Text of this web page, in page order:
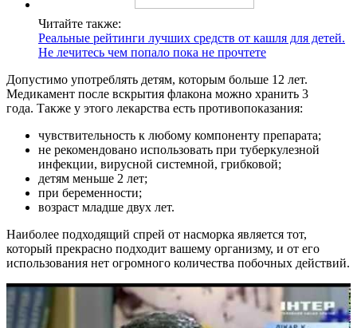
Читайте также:
Реальные рейтинги лучших средств от кашля для детей.
Не лечитесь чем попало пока не прочтете
Допустимо употреблять детям, которым больше 12 лет.
Медикамент после вскрытия флакона можно хранить 3
года. Также у этого лекарства есть противопоказания:
чувствительность к любому компоненту препарата;
не рекомендовано использовать при туберкулезной
инфекции, вирусной системной, грибковой;
детям меньше 2 лет;
при беременности;
возраст младше двух лет.
Наиболее подходящий спрей от насморка является тот,
который прекрасно подходит вашему организму, и от его
использования нет огромного количества побочных действий.